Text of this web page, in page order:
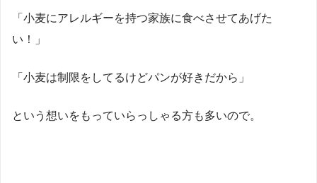
「小麦にアレルギーを持つ家族に食べさせてあげた
い！」
「小麦は制限をしてるけどパンが好きだから」
という想いをもっていらっしゃる方も多いので。